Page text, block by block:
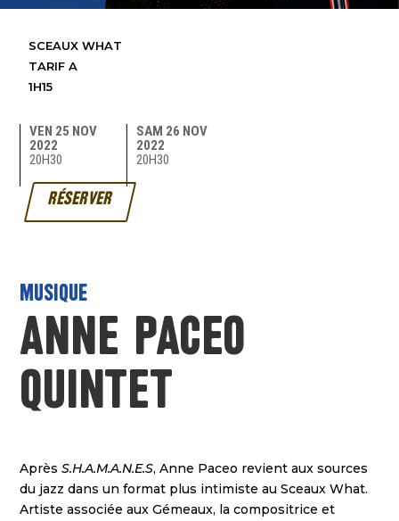
SCEAUX WHAT
TARIF A
1H15
VEN 25 NOV
2022
20H30
SAM 26 NOV
2022
20H30
RÉSERVER
MUSIQUE
Anne Paceo
Quintet
AprèsS.H.A.M.A.N.E.S, Anne Paceo revient aux sources
du jazz dans un format plus intimiste au Sceaux What.
Artiste associée aux Gémeaux, la compositrice et